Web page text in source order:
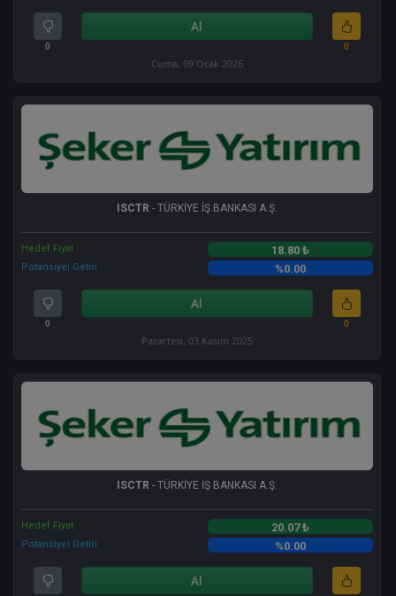
0
Al
0
Cuma, 09 Ocak 2026
ISCTR - TÜRKİYE İŞ BANKASI A.Ş.
Hedef Fiyat 18.80 ₺
Potansiyel Getiri %0.00
0
Al
0
Pazartesi, 03 Kasım 2025
ISCTR - TÜRKİYE İŞ BANKASI A.Ş.
Hedef Fiyat 20.07 ₺
Potansiyel Getiri %0.00
Al